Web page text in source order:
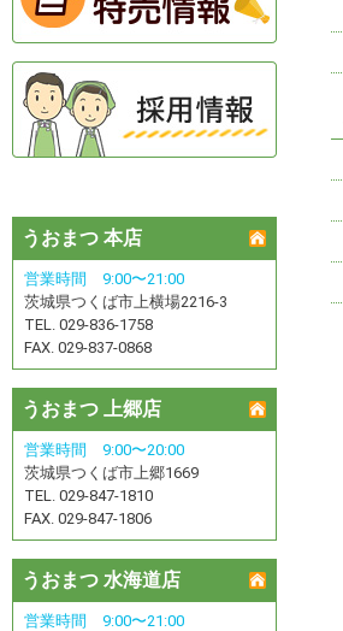
うおまつ 本店
営業時間 9:00〜21:00
茨城県つくば市上横場2216-3
TEL. 029-836-1758
FAX. 029-837-0868
うおまつ 上郷店
営業時間 9:00〜20:00
茨城県つくば市上郷1669
TEL. 029-847-1810
FAX. 029-847-1806
うおまつ 水海道店
営業時間 9:00〜21:00